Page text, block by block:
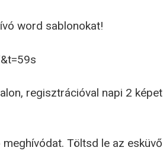
word sablonokat!
regisztrációval napi 2 képet
Töltsd le az esküvő